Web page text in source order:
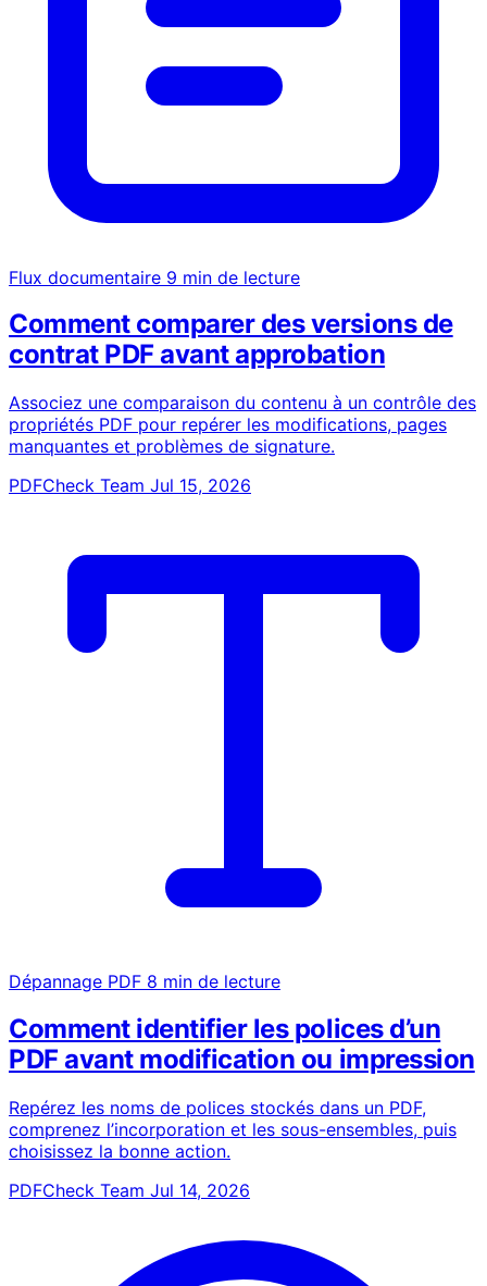
Flux documentaire 9 min de lecture
Comment comparer des versions de
contrat PDF avant approbation
Associez une comparaison du contenu à un contrôle des
propriétés PDF pour repérer les modifications, pages
manquantes et problèmes de signature.
PDFCheck Team Jul 15, 2026
Dépannage PDF 8 min de lecture
Comment identifier les polices d’un
PDF avant modification ou impression
Repérez les noms de polices stockés dans un PDF,
comprenez l’incorporation et les sous-ensembles, puis
choisissez la bonne action.
PDFCheck Team Jul 14, 2026